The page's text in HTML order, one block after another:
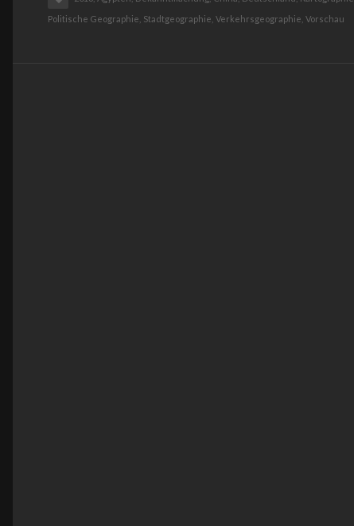
Politische Geographie, Stadtgeographie, Verkehrsgeographie, Vorschau